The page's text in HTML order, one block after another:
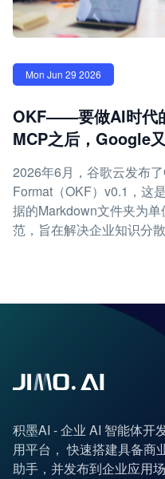
Mon Jun 29 2026
OKF——要做AI时代
MCP之后，Google
2026年6月，谷歌云发布
Format（OKF）v0.1，这
据的Markdown文件夹为
范，旨在解决企业知识分散
积墨AI - 企业 AI 智能体开
用平台， 快速搭建具备商
助手，并发布到企业应用场